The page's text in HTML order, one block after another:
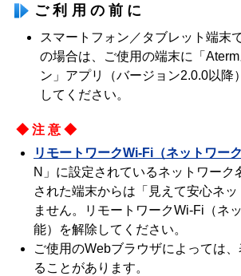
ご利用の前に
スマートフォン／タブレット端末
の場合は、ご使用の端末に「
ン」アプリ（バージョン2.0.0以降
してください。
◆注意◆
リモートワークWi-Fi（ネットワー
N」に設定されているネットワーク
された端末からは「見えて安心ネ
ません。リモートワークWi-Fi（ネ
能）を解除してください。
ご使用のWebブラウザによっては
ることがあります。